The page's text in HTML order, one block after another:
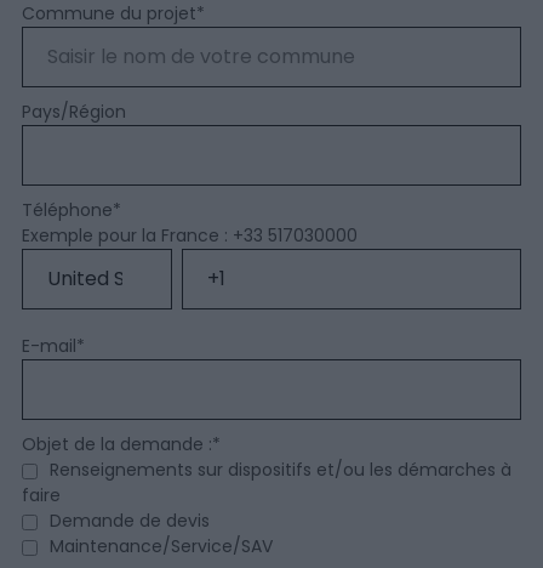
Commune du projet*
Pays/Région
Téléphone*
Exemple pour la France : +33 517030000
E-mail*
Objet de la demande :*
Renseignements sur dispositifs et/ou les démarches à
faire
Demande de devis
Maintenance/Service/SAV